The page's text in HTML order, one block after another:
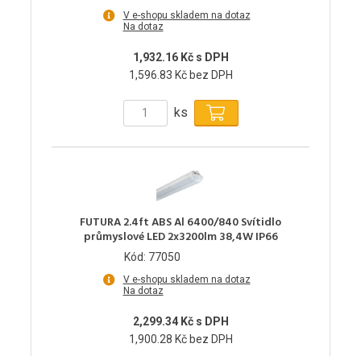
V e-shopu skladem na dotaz
Na dotaz
1,932.16 Kč s DPH
1,596.83 Kč bez DPH
ks
FUTURA 2.4ft ABS Al 6400/840 Svítidlo
průmyslové LED 2x3200lm 38,4W IP66
Kód: 77050
V e-shopu skladem na dotaz
Na dotaz
2,299.34 Kč s DPH
1,900.28 Kč bez DPH